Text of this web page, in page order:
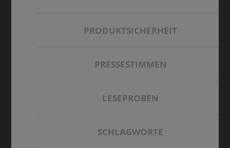
PRODUKTSICHERHEIT
PRESSESTIMMEN
LESEPROBEN
SCHLAGWORTE